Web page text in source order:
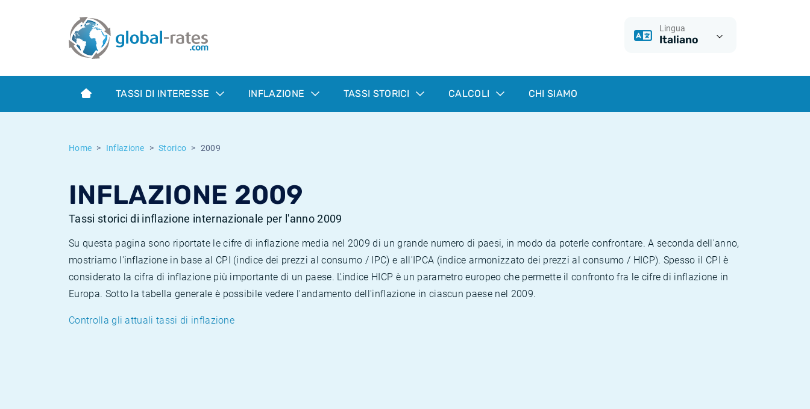
Lingua
Italiano
TASSI DI INTERESSE INFLAZIONE TASSI STORICI CALCOLI CHI SIAMO
Home Inflazione Storico 2009
INFLAZIONE 2009
Tassi storici di inflazione internazionale per l'anno 2009
Su questa pagina sono riportate le cifre di inflazione media nel 2009 di un grande numero di paesi, in modo da poterle confrontare. A seconda dell'anno,
mostriamo l'inflazione in base al CPI (indice dei prezzi al consumo / IPC) e all'IPCA (indice armonizzato dei prezzi al consumo / HICP). Spesso il CPI è
considerato la cifra di inflazione più importante di un paese. L'indice HICP è un parametro europeo che permette il confronto fra le cifre di inflazione in
Europa. Sotto la tabella generale è possibile vedere l'andamento dell'inflazione in ciascun paese nel 2009.
Controlla gli attuali tassi di inflazione
Term SOFR
Cos'è l'inflazione CPI?
Cos'è l'inflazione HICP?
Inflazione Svizzera
Tassi storici Euribor
Tassi storici di ESTER
Tassi di inflazione storici
Calcolatore dell’inflazione